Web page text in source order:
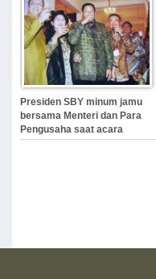
Presiden SBY minum jamu
bersama Menteri dan Para
Pengusaha saat acara
Kebangkitan Jamu Indonesia,